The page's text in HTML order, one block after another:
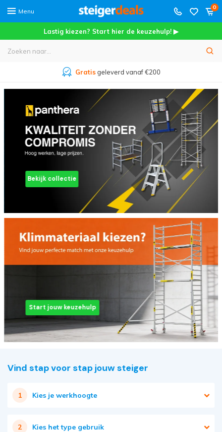
Menu
0
Lastig kiezen? Start hier de keuzehulp! ▶
Meer dan45.000+tevreden klanten
Bekijk collectie
Start jouw keuzehulp
Vind stap voor stap jouw steiger
1 Kies je werkhoogte
2 Kies het type gebruik